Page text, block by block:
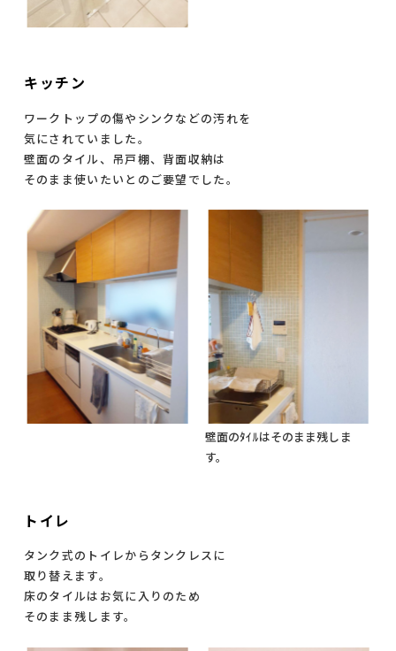
キッチン
ワークトップの傷やシンクなどの汚れを
気にされていました。
壁面のタイル、吊戸棚、背面収納は
そのまま使いたいとのご要望でした。
壁面のﾀｲﾙはそのまま残しま
す。
トイレ
タンク式のトイレからタンクレスに
取り替えます。
床のタイルはお気に入りのため
そのまま残します。